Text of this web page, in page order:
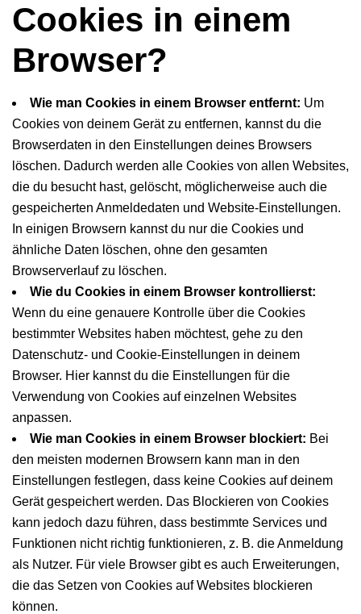
Cookies in einem
Browser?
Wie man Cookies in einem Browser entfernt: Um
Cookies von deinem Gerät zu entfernen, kannst du die
Browserdaten in den Einstellungen deines Browsers
löschen. Dadurch werden alle Cookies von allen Websites,
die du besucht hast, gelöscht, möglicherweise auch die
gespeicherten Anmeldedaten und Website-Einstellungen.
In einigen Browsern kannst du nur die Cookies und
ähnliche Daten löschen, ohne den gesamten
Browserverlauf zu löschen.
Wie du Cookies in einem Browser kontrollierst:
Wenn du eine genauere Kontrolle über die Cookies
bestimmter Websites haben möchtest, gehe zu den
Datenschutz- und Cookie-Einstellungen in deinem
Browser. Hier kannst du die Einstellungen für die
Verwendung von Cookies auf einzelnen Websites
anpassen.
Wie man Cookies in einem Browser blockiert: Bei
den meisten modernen Browsern kann man in den
Einstellungen festlegen, dass keine Cookies auf deinem
Gerät gespeichert werden. Das Blockieren von Cookies
kann jedoch dazu führen, dass bestimmte Services und
Funktionen nicht richtig funktionieren, z. B. die Anmeldung
als Nutzer. Für viele Browser gibt es auch Erweiterungen,
die das Setzen von Cookies auf Websites blockieren
können.